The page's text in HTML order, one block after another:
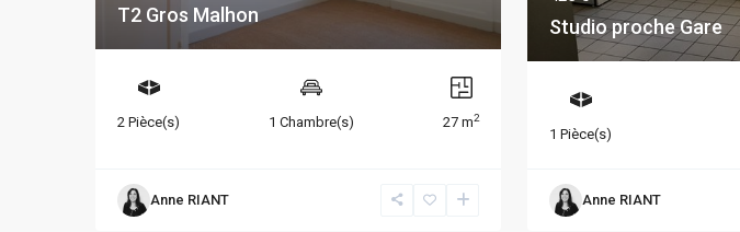
T2 Gros Malhon
2 Pièce(s) 1 Chambre(s) 27 m2
Anne RIANT
Studio proche Gare
1 Pièce(s)
Anne RIANT